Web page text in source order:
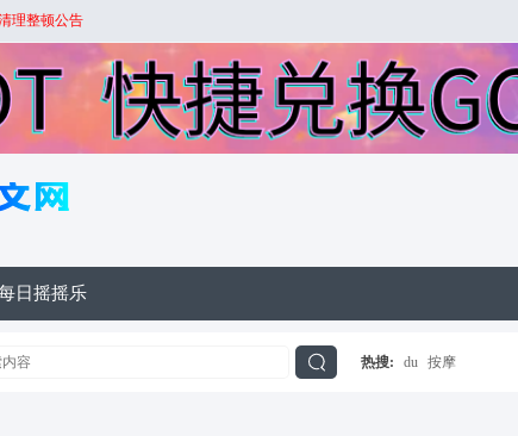
理整顿公告
日摇摇乐
热搜: du 按摩